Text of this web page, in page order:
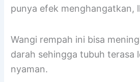
punya efek menghangatkan,
Wangi rempah ini bisa
darah sehingga tubuh terasa
nyaman.